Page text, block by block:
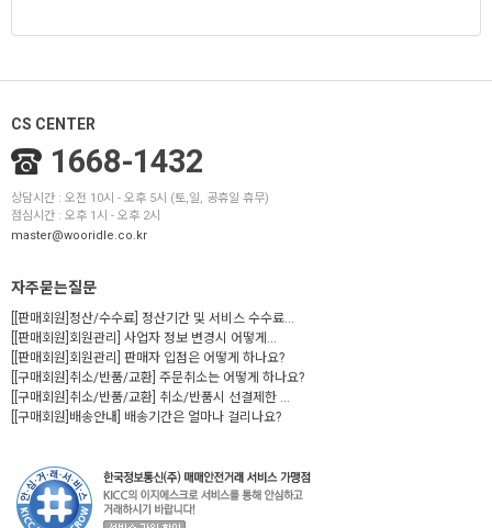
CS CENTER
1668-1432
상담시간 : 오전 10시 - 오후 5시 (토,일, 공휴일 휴무)
점심시간 : 오후 1시 - 오후 2시
master@wooridle.co.kr
자주묻는질문
[[판매회원]정산/수수료] 정산기간 및 서비스 수수료...
[[판매회원]회원관리] 사업자 정보 변경시 어떻게...
[[판매회원]회원관리] 판매자 입점은 어떻게 하나요?
[[구매회원]취소/반품/교환] 주문취소는 어떻게 하나요?
[[구매회원]취소/반품/교환] 취소/반품시 선결제한 ...
[[구매회원]배송안내] 배송기간은 얼마나 걸리나요?